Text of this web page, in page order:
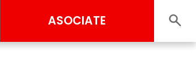
ASOCIATE